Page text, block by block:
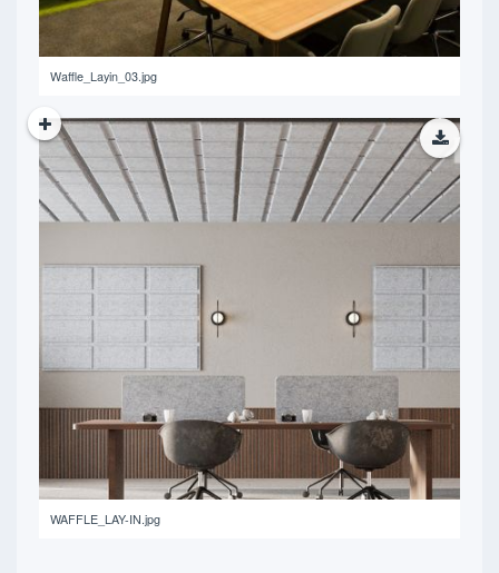
Waffle_Layin_03.jpg
WAFFLE_LAY-IN.jpg